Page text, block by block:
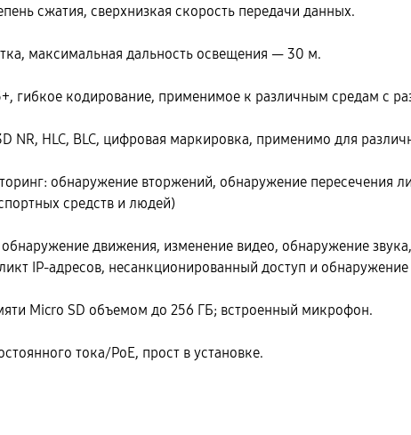
сжатия, сверхнизкая скорость передачи данных.
максимальная дальность освещения — 30 м.
гибкое кодирование, применимое к различным средам с
NR, HLC, BLC, цифровая маркировка, применимо для
обнаружение вторжений, обнаружение пересечения
средств и людей)
движения, изменение видео, обнаружение
IP-адресов, несанкционированный доступ и
Micro SD объемом до 256 ГБ; встроенный микрофон.
тока/PoE, прост в установке.